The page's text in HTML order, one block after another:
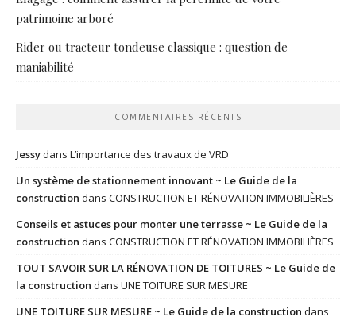
patrimoine arboré
Rider ou tracteur tondeuse classique : question de
maniabilité
COMMENTAIRES RÉCENTS
Jessydans L’importance des travaux de VRD
Un système de stationnement innovant ~ Le Guide de la
construction dans CONSTRUCTION ET RÉNOVATION IMMOBILIÈRES
Conseils et astuces pour monter une terrasse ~ Le Guide de la
construction dans CONSTRUCTION ET RÉNOVATION IMMOBILIÈRES
TOUT SAVOIR SUR LA RÉNOVATION DE TOITURES ~ Le Guide de
la construction dans UNE TOITURE SUR MESURE
UNE TOITURE SUR MESURE ~ Le Guide de la construction dans